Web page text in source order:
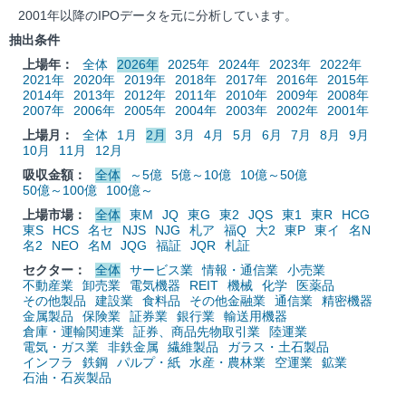
2001年以降のIPOデータを元に分析しています。
抽出条件
上場年：
全体 2026年 2025年 2024年 2023年
2022年
2021年
2020年 2019年 2018年 2017年 2016年
2015年
2014年
2013年 2012年 2011年 2010年 2009年
2008年
2007年
2006年 2005年 2004年 2003年 2002年
2001年
上場月：
全体 1月 2月 3月 4月 5月 6月 7月 8月
9月
10月
11月
12月
吸収金額：
全体 ～5億 5億～10億
10億～50億
50億～100億
100億～
上場市場：
全体 東M JQ 東G 東2 JQS 東1 東R
HCG
東S
HCS 名セ NJS NJG 札ア 福Q 大2 東P 東イ
名N
名2
NEO 名M JQG 福証 JQR
札証
セクター：
全体 サービス業 情報・通信業
小売業
不動産業
卸売業 電気機器 REIT 機械 化学
医薬品
その他製品
建設業 食料品 その他金融業 通信業
精密機器
金属製品
保険業 証券業 銀行業
輸送用機器
倉庫・運輸関連業
証券、商品先物取引業
陸運業
電気・ガス業
非鉄金属 繊維製品
ガラス・土石製品
インフラ
鉄鋼 パルプ・紙 水産・農林業 空運業
鉱業
石油・石炭製品